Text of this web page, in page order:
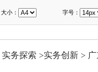
大小： 字号：
实务探索 >实务创新 >